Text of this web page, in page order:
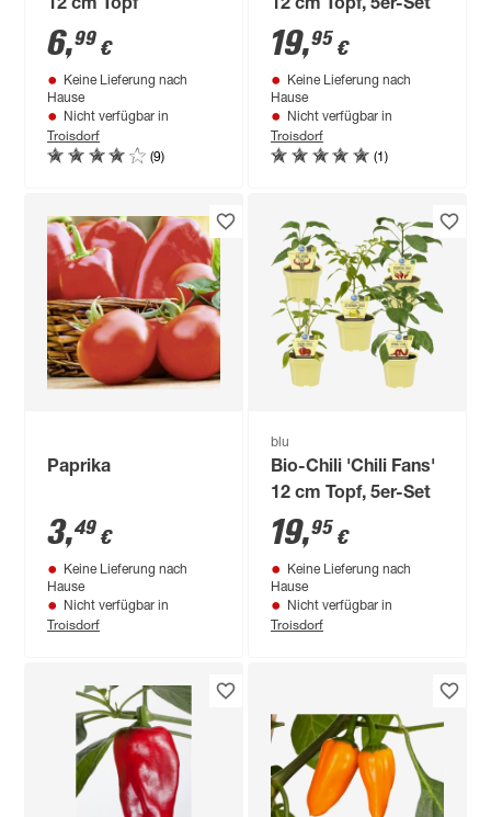
12 cm Topf
6,99 €
Keine Lieferung nach
Hause
Nicht verfügbar in
Troisdorf
(9)
12 cm Topf, 5er-Set
19,95 €
Keine Lieferung nach
Hause
Nicht verfügbar in
Troisdorf
(1)
Paprika
3,49 €
Keine Lieferung nach
Hause
Nicht verfügbar in
Troisdorf
blu
Bio-Chili 'Chili Fans'
12 cm Topf, 5er-Set
19,95 €
Keine Lieferung nach
Hause
Nicht verfügbar in
Troisdorf